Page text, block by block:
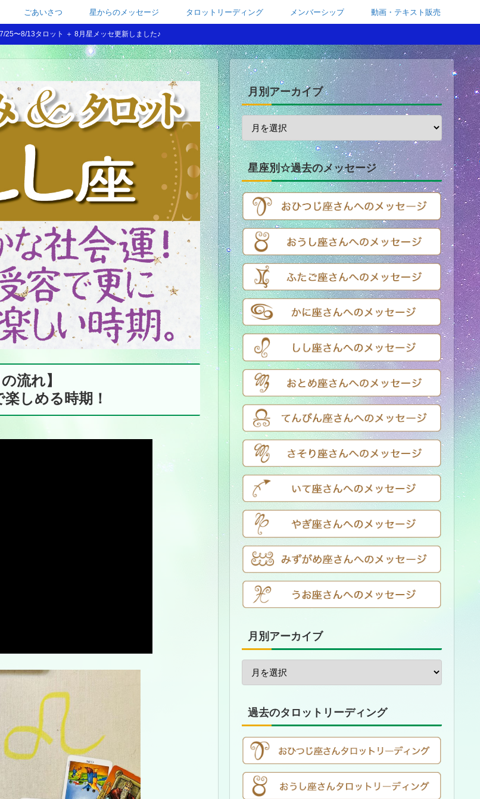
ごあいさつ 星からのメッセージ タロットリーディング メンバーシップ 動画・テキスト販売
7/25〜8/13タロット ＋ 8月星メッセ更新しました♪
流れ】
しめる時期！
月別アーカイブ
星座別☆過去のメッセージ
月別アーカイブ
過去のタロットリーディング